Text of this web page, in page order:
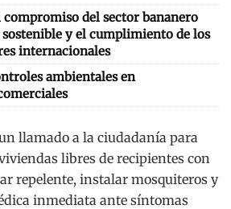
compromiso del sector bananero
y el cumplimiento de los
internacionales
ambientales en
llamado a la ciudadanía para
libres de recipientes con
repelente, instalar mosquiteros y
inmediata ante síntomas